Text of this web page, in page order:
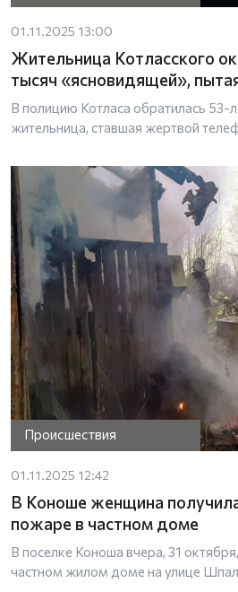
01.11.2025 13:00
Жительница Котласского
тысяч «ясновидящей»,
В полицию Котласа обратилась 53-
жительница, ставшая жертвой
Происшествия
01.11.2025 12:42
В Коноше женщина
пожаре в частном доме
В поселке Коноша вчера, 31
частном жилом доме на улице